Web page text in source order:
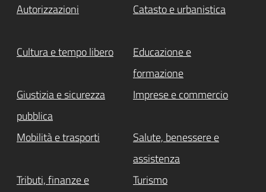
Autorizzazioni Catasto e urbanistica
Cultura e tempo libero
Educazione e
formazione
Giustizia e sicurezza
pubblica
Imprese e commercio
Mobilità e trasporti
Salute, benessere e
assistenza
Tributi, finanze e
Turismo